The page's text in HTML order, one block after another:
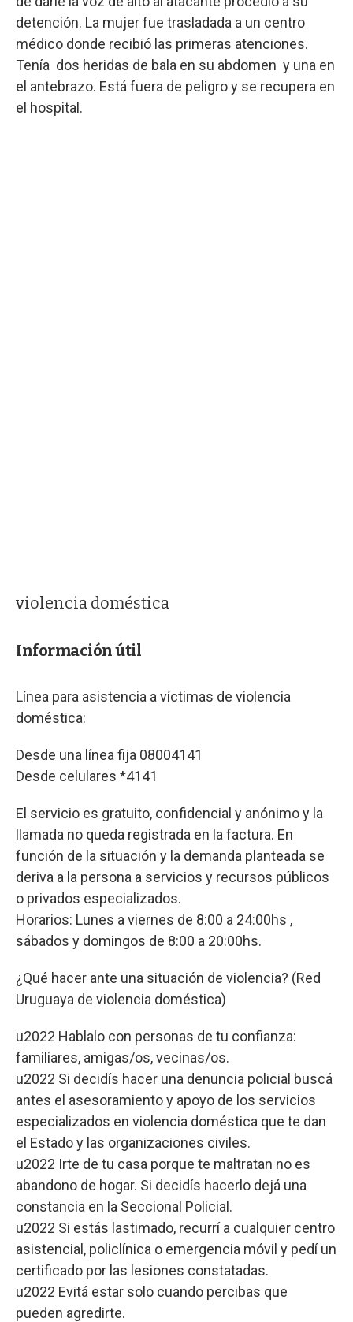
detención. La mujer fue trasladada a un centro
médico donde recibió las primeras atenciones.
Tenía dos heridas de bala en su abdomen y una en
el antebrazo. Está fuera de peligro y se recupera en
el hospital.
violencia doméstica
Información útil
Línea para asistencia a víctimas de violencia
doméstica:
Desde una línea fija 08004141
Desde celulares *4141
El servicio es gratuito, confidencial y anónimo y la
llamada no queda registrada en la factura. En
función de la situación y la demanda planteada se
deriva a la persona a servicios y recursos públicos
o privados especializados.
Horarios: Lunes a viernes de 8:00 a 24:00hs ,
sábados y domingos de 8:00 a 20:00hs.
¿Qué hacer ante una situación de violencia? (Red
Uruguaya de violencia doméstica)
u2022 Hablalo con personas de tu confianza:
familiares, amigas/os, vecinas/os.
u2022 Si decidís hacer una denuncia policial buscá
antes el asesoramiento y apoyo de los servicios
especializados en violencia doméstica que te dan
el Estado y las organizaciones civiles.
u2022 Irte de tu casa porque te maltratan no es
abandono de hogar. Si decidís hacerlo dejá una
constancia en la Seccional Policial.
u2022 Si estás lastimado, recurrí a cualquier centro
asistencial, policlínica o emergencia móvil y pedí un
certificado por las lesiones constatadas.
u2022 Evitá estar solo cuando percibas que
pueden agredirte.